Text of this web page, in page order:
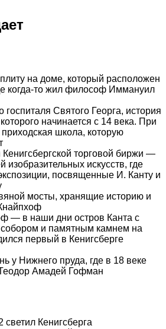
на доме, который расположен
когда-то жил философ Иммануил
Святого Георга, история
начинается с 14 века. При
школа, которую
торговой биржи —
искусств, где
посвященные И. Канту и
мосты, хранящие историю и
— в наши дни остров Канта с
и памятным камнем на
первый в Кенигсберге
у Нижнего пруда, где в 18 веке
Амадей Гофман
светил Кенигсберга